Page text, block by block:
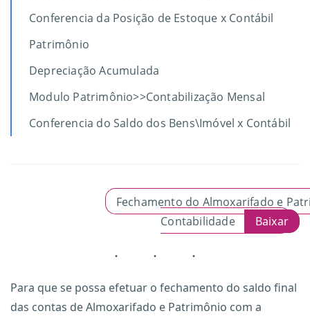
Conferencia da Posição de Estoque x Contábil
Patrimônio
Depreciação Acumulada
Modulo Patrimônio>>Contabilização Mensal
Conferencia do Saldo dos Bens\Imóvel x Contábil
Fechamento do Almoxarifado e
Contabilidade
Baixar
Para que se possa efetuar o fechamento do saldo final
das contas de Almoxarifado e Patrimônio com a